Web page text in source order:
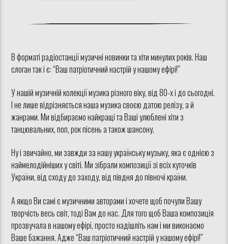
В форматі радіостанції музичні новинки та хіти минулих років. Наш
слоган так і є: “Ваш патріотичний настрій у нашому ефірі!”
У нашій музичній колекції музика різного віку, від 80-х і до сьогодні.
І не лише відрізняється наша музика своєю датою релізу, а й
жанрами. Ми відбираємо найкращі та Ваші улюблені хіти з
танцювальних, поп, рок пісень а також шансону.
Ну і звичайно, ми завжди за нашу українську музыку, яка є однією з
наймелодійніших у світі. Ми зібрали композиції зі всіх куточків
України, від сходу до заходу, від півдня до півночі країни.
А якщо Ви самі є музичними авторами і хочете щоб почули Вашу
творчість весь світ, тоді Вам до нас. Для того щоб Ваша композиція
прозвучала в нашому ефірі, просто надішліть нам і ми виконаємо
Ваше бажання. Адже “Ваш патріотичний настрій у нашому ефірі!”